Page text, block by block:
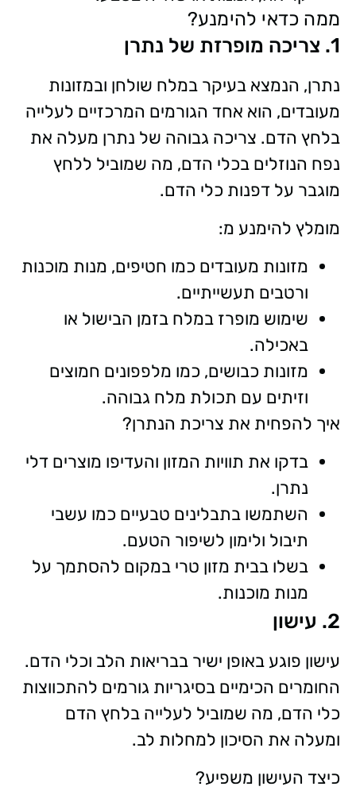
ממה כדאי להימנע?
1. צריכה מופרזת של נתרן
נתרן, הנמצא בעיקר במלח שולחן ובמזונות
מעובדים, הוא אחד הגורמים המרכזיים לעלייה
בלחץ הדם. צריכה גבוהה של נתרן מעלה את
נפח הנוזלים בכלי הדם, מה שמוביל ללחץ
מוגבר על דפנות כלי הדם.
מומלץ להימנע מ:
מזונות מעובדים כמו חטיפים, מנות מוכנות
ורטבים תעשייתיים.
שימוש מופרז במלח בזמן הבישול או
באכילה.
מזונות כבושים, כמו מלפפונים חמוצים
וזיתים עם תכולת מלח גבוהה.
איך להפחית את צריכת הנתרן?
בדקו את תוויות המזון והעדיפו מוצרים דלי
נתרן.
השתמשו בתבלינים טבעיים כמו עשבי
תיבול ולימון לשיפור הטעם.
בשלו בבית מזון טרי במקום להסתמך על
מנות מוכנות.
2. עישון
עישון פוגע באופן ישיר בבריאות הלב וכלי הדם.
החומרים הכימיים בסיגריות גורמים להתכווצות
כלי הדם, מה שמוביל לעלייה בלחץ הדם
ומעלה את הסיכון למחלות לב.
כיצד העישון משפיע?